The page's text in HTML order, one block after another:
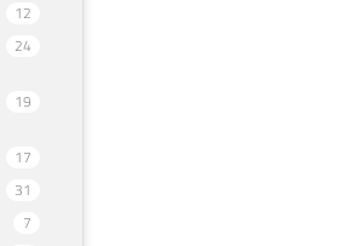
12
24
19
17
31
7